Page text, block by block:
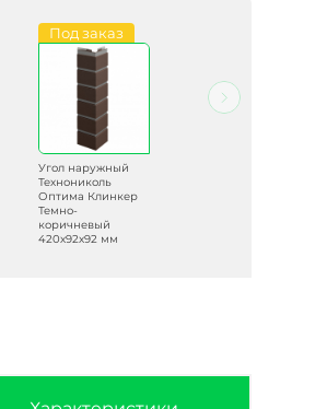
Под заказ
Угол наружный
Технониколь
Оптима Клинкер
Темно-
коричневый
420х92х92 мм